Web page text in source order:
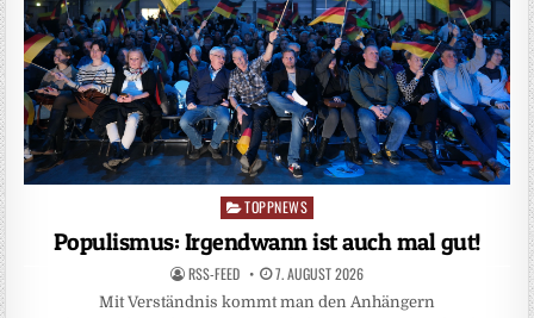
Posted
TOPPNEWS
Populismus: Irgendwann ist auch mal gut!
RSS-FEED 7. AUGUST 2026
Mit Verständnis kommt man den Anhängern